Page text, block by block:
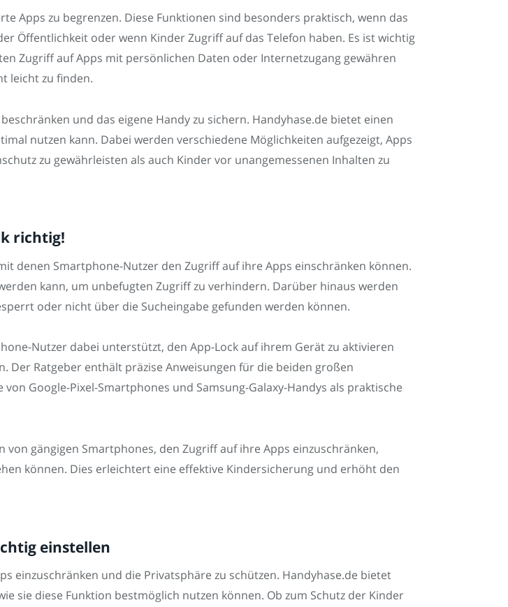
Apps zu begrenzen. Diese Funktionen sind besonders praktisch, wenn das
Öffentlichkeit oder wenn Kinder Zugriff auf das Telefon haben. Es ist wichtig
Zugriff auf Apps mit persönlichen Daten oder Internetzugang gewähren
leicht zu finden.
und das eigene Handy zu sichern. Handyhase.de bietet einen
nutzen kann. Dabei werden verschiedene Möglichkeiten aufgezeigt, Apps
zu gewährleisten als auch Kinder vor unangemessenen Inhalten zu
richtig!
denen Smartphone-Nutzer den Zugriff auf ihre Apps einschränken können.
kann, um unbefugten Zugriff zu verhindern. Darüber hinaus werden
oder nicht über die Sucheingabe gefunden werden können.
Nutzer dabei unterstützt, den App-Lock auf ihrem Gerät zu aktivieren
Ratgeber enthält präzise Anweisungen für die beiden großen
Google-Pixel-Smartphones und Samsung-Galaxy-Handys als praktische
gängigen Smartphones, den Zugriff auf ihre Apps einzuschränken,
können. Dies erleichtert eine effektive Kindersicherung und erhöht den
einstellen
einzuschränken und die Privatsphäre zu schützen. Handyhase.de bietet
sie diese Funktion bestmöglich nutzen können. Ob zum Schutz der Kinder